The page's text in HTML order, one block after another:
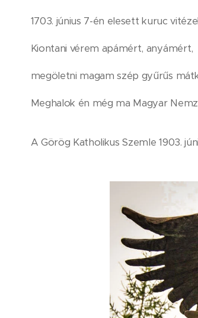
1703. június 7-én elesett kuruc
Kiontani vérem apámért, anyámért,
megöletni magam szép gyűrűs
Meghalok én még ma Magyar
A Görög Katholikus Szemle 1903.